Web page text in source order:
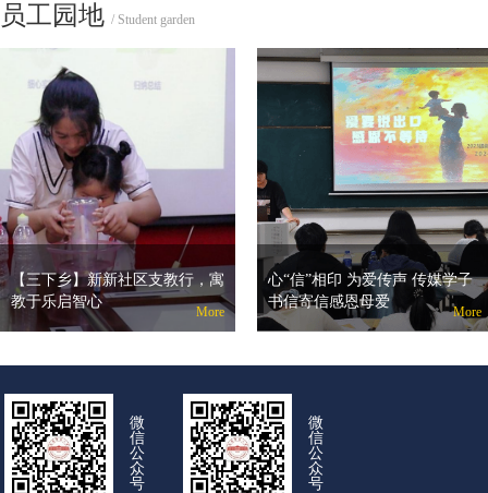
员工园地 / Student garden
【三下乡】新新社区支教行，寓
教于乐启智心
More
心“信”相印 为爱传声 传媒学子
书信寄信感恩母爱
More
微
信
公
众
号
微
信
公
众
号